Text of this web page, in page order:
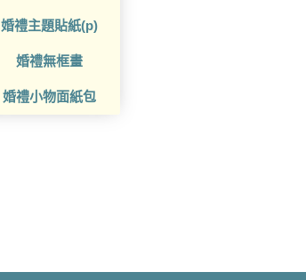
婚禮主題貼紙(p)
婚禮無框畫
婚禮小物面紙包